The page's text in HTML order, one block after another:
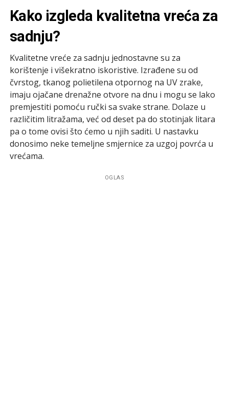
Kako izgleda kvalitetna vreća za
sadnju?
Kvalitetne vreće za sadnju jednostavne su za
korištenje i višekratno iskoristive. Izrađene su od
čvrstog, tkanog polietilena otpornog na UV zrake,
imaju ojačane drenažne otvore na dnu i mogu se lako
premjestiti pomoću ručki sa svake strane. Dolaze u
različitim litražama, već od deset pa do stotinjak litara
pa o tome ovisi što ćemo u njih saditi. U nastavku
donosimo neke temeljne smjernice za uzgoj povrća u
vrećama.
OGLAS